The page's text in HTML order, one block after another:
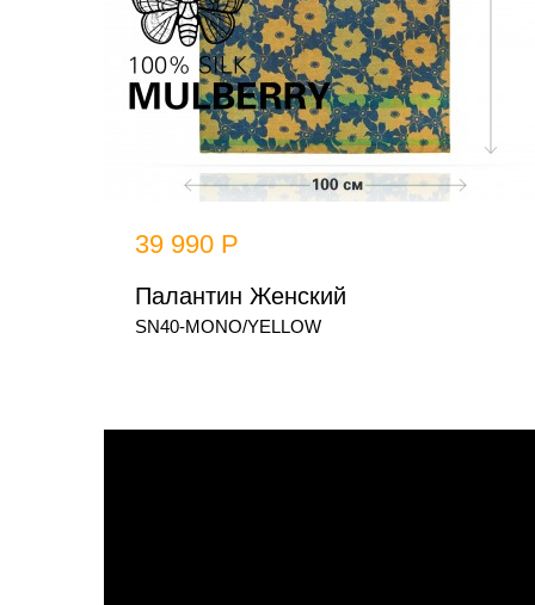
39 990 Р
Палантин Женский
SN40-MONO/YELLOW